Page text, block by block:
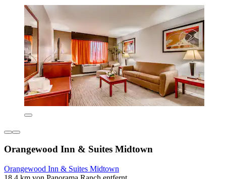
Orangewood Inn & Suites Midtown
Orangewood Inn & Suites Midtown